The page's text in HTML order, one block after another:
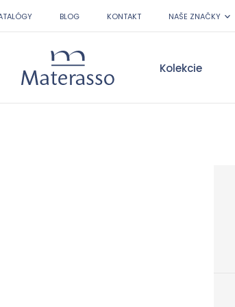
BLOG KONTAKT NAŠE ZNAČKY
Materasso Kolekcie